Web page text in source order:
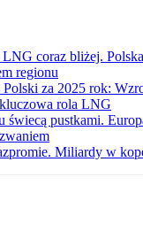
coraz bliżej.
regionu
za 2025 rok:
rola LNG
świecą pustkami.
Miliardy w